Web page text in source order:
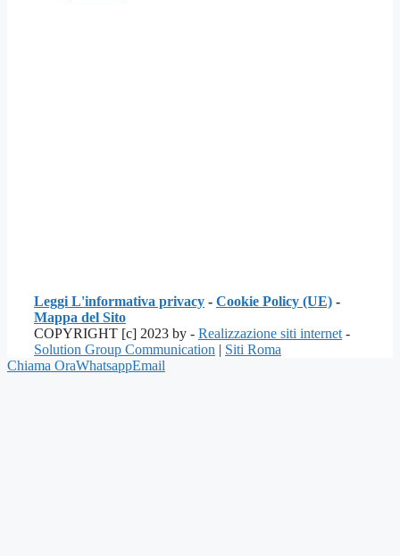
Leggi L'informativa privacy - Cookie Policy (UE) -
Mappa del Sito
COPYRIGHT [c] 2023 by - Realizzazione siti internet -
Solution Group Communication | Siti Roma
Chiama OraWhatsappEmail